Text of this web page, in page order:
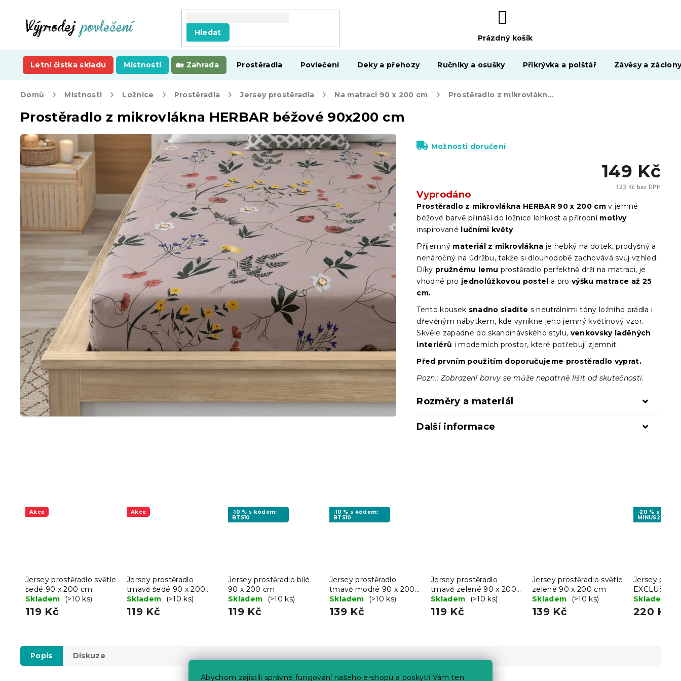
Abychom zajistili správné fungování našeho e-shopu a poskytli Vám ten
Hledat
NÁKUPNÍ
KOŠÍK
Prázdný košík
Letní čistka skladu Místnosti Zahrada Prostěradla Povlečení Deky a přehozy Ručníky a osušky Přikrývka a polštář Závěsy a
Domů Místnosti Ložnice Prostěradla Jersey prostěradla Na matraci 90 x 200 cm Prostěradlo z mikrovlákna HERBAR béžové 90x200 cm
Prostěradlo z mikrovlákna HERBAR béžové 90x200 cm
149 Kč
123 Kč bez DPH
Vyprodáno
Možnosti doručení
Prostěradlo z mikrovlákna HERBAR 90 x 200 cm v jemné
béžové barvě přináší do ložnice lehkost a přírodní motivy
inspirované lučními květy.
Příjemný materiál z mikrovlákna je hebký na dotek, prodyšný a
nenáročný na údržbu, takže si dlouhodobě zachovává svůj vzhled.
Díky pružnému lemu prostěradlo perfektně drží na matraci, je
vhodné pro jednolůžkovou postel a provýšku matrace až 25
cm.
Tento kousek snadno sladíte s neutrálními tóny ložního prádla i
dřevěným nábytkem, kde vynikne jeho jemný květinový vzor.
Skvěle zapadne do skandinávského stylu, venkovsky laděných
interiérů i moderních prostor, které potřebují zjemnit.
Před prvním použitím doporučujeme prostěradlo vyprat.
Pozn.: Zobrazení barvy se může nepatrně lišit od skutečnosti.
Rozměry a materiál
Další informace
Akce
Jersey prostěradlo světle
šedé 90 x 200 cm
Skladem
(>10 ks)
119 Kč
Akce
Jersey prostěradlo
tmavě šedé 90 x 200
cm
Skladem (>10 ks)
119 Kč
-10 % s kódem:
BTS10
Jersey prostěradlo bílé
90 x 200 cm
Skladem
(>10 ks)
119 Kč
-10 % s kódem:
BTS10
Jersey prostěradlo
tmavě modré 90 x 200
cm
Skladem (>10 ks)
139 Kč
Jersey prostěradlo
tmavě zelené 90 x 200
cm
Skladem (>10 ks)
119 Kč
Jersey prostěradlo světle
zelené 90 x 200 cm
Skladem
(>10 ks)
139 Kč
-20 % s
MINUS20
Jersey
EXCLUSIVE
90 x 200 cm
Skladem
220 Kč
Popis Diskuze